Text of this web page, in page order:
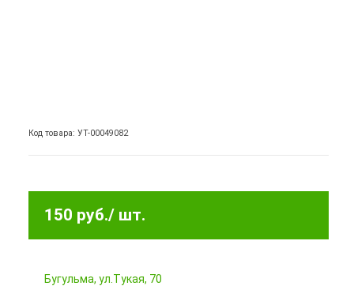
Код товара: УТ-00049082
150 руб./ шт.
Бугульма, ул.Тукая, 70